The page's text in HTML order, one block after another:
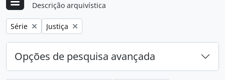
Descrição arquivística
Remover filtro:
Série Remover filtro:
Justiça
Opções de pesquisa avançada